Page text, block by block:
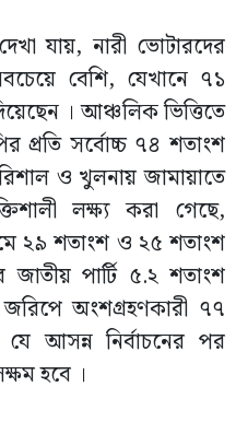
যায়, নারী ভোটারদের
বেশি, যেখানে ৭১
। আঞ্চলিক ভিত্তিতে
প্রতি সর্বোচ্চ ৭৪ শতাংশ
ও খুলনায় জামায়াতে
লক্ষ্য করা গেছে,
২৯ শতাংশ ও ২৫ শতাংশ
জাতীয় পার্টি ৫.২ শতাংশ
অংশগ্রহণকারী ৭৭
আসন্ন নির্বাচনের পর
হবে ।